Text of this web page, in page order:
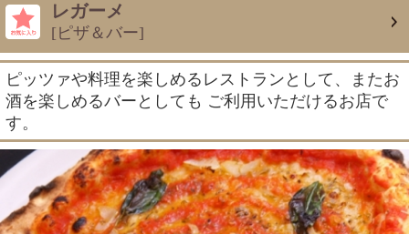
レガーメ
[ピザ＆バー]
ピッツァや料理を楽しめるレストランとして、またお
酒を楽しめるバーとしても ご利用いただけるお店で
す。